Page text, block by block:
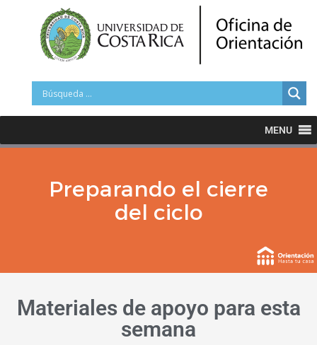
MENU
Preparando el cierre
del ciclo
Materiales de apoyo para esta
semana